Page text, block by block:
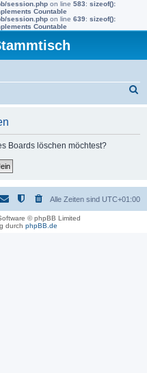
session.php on line 583: sizeof():
Countable
session.php on line 639: sizeof():
Countable
Boards löschen möchtest?
Alle Zeiten sind UTC+01:00
© phpBB Limited
durch phpBB.de